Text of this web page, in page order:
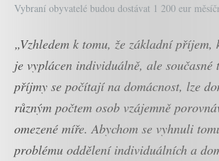
Vybraní obyvatelé budou dostávat 1 200 eur
„Vzhledem k tomu, že základní příjem,
je vyplácen individuálně, ale současné
příjmy se počítají na domácnost, lze
různým počtem osob vzájemně
omezené míře. Abychom se vyhnuli
problému oddělení individuálních a